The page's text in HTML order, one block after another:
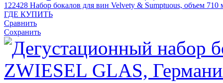
122428 Набор бокалов для вин Velvety & Sumptuous, объем
ГДЕ КУПИТЬ
Сравнить
Сохранить